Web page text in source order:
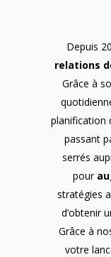
Depuis
relations
Grâce à
planification
passant
serrés
pour
stratégies
d’obtenir
Grâce à
votre